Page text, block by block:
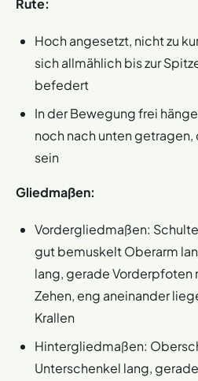
Rute:
Hoch angesetzt, nicht zu
sich allmählich bis zur
befedert
In der Bewegung frei
noch nach unten
sein
Gliedmaßen:
Vordergliedmaßen:
gut bemuskelt Oberarm
lang, gerade Vorderpfoten
Zehen, eng aneinander
Krallen
Hintergliedmaßen:
Unterschenkel lang,